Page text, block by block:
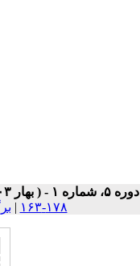
دوره ۵، شماره ۱ - ( بهار ۱۴۰۳ )
۱۷۸-۱۶۳
|